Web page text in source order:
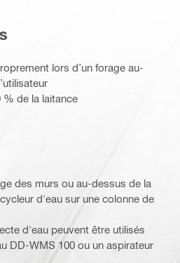
lors d’un forage au-
% de la laitance
des murs ou au-dessus de la
d'eau sur une colonne de
d'eau peuvent être utilisés
DD-WMS 100 ou un aspirateur